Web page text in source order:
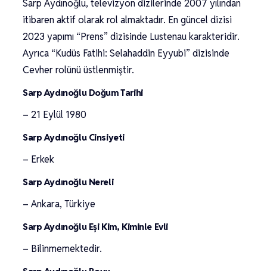
Sarp Aydınoğlu, televizyon dizilerinde 2007 yılından
itibaren aktif olarak rol almaktadır. En güncel dizisi
2023 yapımı “Prens” dizisinde Lustenau karakteridir.
Ayrıca “Kudüs Fatihi: Selahaddin Eyyubi” dizisinde
Cevher rolünü üstlenmiştir.
Sarp Aydınoğlu Doğum Tarihi
– 21 Eylül 1980
Sarp Aydınoğlu Cinsiyeti
– Erkek
Sarp Aydınoğlu Nereli
– Ankara, Türkiye
Sarp Aydınoğlu Eşi Kim, Kiminle Evli
– Bilinmemektedir.